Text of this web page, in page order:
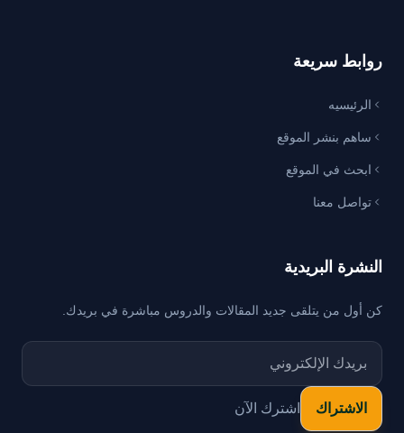
روابط سريعة
الرئيسيه
ساهم بنشر الموقع
ابحث في الموقع
تواصل معنا
النشرة البريدية
كن أول من يتلقى جديد المقالات والدروس مباشرة في بريدك.
اشترك الآن